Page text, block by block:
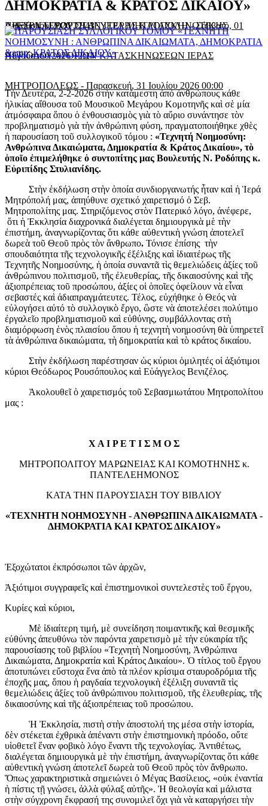
Αυγούστου 2026 12:43
ΠΡΕΣΒΥΤΕΡΟΥ ΣΤΗΝ ΙΕΡΑ ΜΗΤΡΟΠΟΛΗ-Σάββατο, 01
Αυγούστου 2026 12:14
ΛΗΞΗ ΚΑΙ ΕΟΡΤΗ ΔΕΥΤΕΡΗΣ ΚΑΤΑΣΚΗΝΩΤΙΚΗΣ
ΠΕΡΙΟΔΟΥ ΑΓΟΡΙΩΝ ΚΑΤΑΣΚΗΝΩΣΕΩΝ ΙΕΡΑΣ
ΜΗΤΡΟΠΟΛΕΩΣ - Παρασκευή, 31 Ιουλίου 2026 00:00
ΔΗΜΟΚΡΑΤΙΑ & ΚΡΑΤΟΣ ΔΙΚΑΙΟΥ»
Τὴν Δευτέρα, 2-2-2026 στὴν κατάμεστη ἀπό ἀνθρώπους κάθε
ἡλικίας αἴθουσα τοῦ Μουσικοῦ Μεγάρου Κομοτηνῆς καὶ σὲ μία
ἀτμόσφαιρα ὅπου ὁ ἐνθουσιασμὸς γιὰ τὸ αὔριο συνάντησε τὸν
προβληματισμὸ γιὰ τὴν ἀνθρώπινη φύση, πραγματο­ποιήθηκε χθὲς
ἡ παρουσίαση τοῦ συλλογικοῦ τόμου : «Τεχνητή Νοημοσύνη:
Ανθρώπινα Δικαιώματα, Δημοκρατία & Κράτος Δικαίου», τὸ
ὁποῖο ἐπιμελήθηκε ὁ συντοπίτης μας Βουλευτής Ν. Ροδόπης κ.
Εὐριπίδης Στυλιανίδης.
Στὴν ἐκδήλωση στὴν ὁποία συνδιοργανωτής ἦταν καὶ ἡ Ἱερά
Μητρόπολή μας, ἀπηύθυνε σχετικό χαιρετισμό ὁ Σεβ.
Μητροπολίτης μας. Στηριζόμενος στὸν Πατερικό λόγο, ἀνέφερε,
ὅτι ἡ Ἐκκλησία διαχρονικά διαλέγεται δημιουργικὰ μὲ τὴν
ἐπιστήμη, ἀναγνωρίζοντας ὅτι κάθε αὐθεντικὴ γνώση ἀποτελεῖ
δωρεὰ τοῦ Θεοῦ πρὸς τὸν ἄνθρωπο. Τόνισε ἐπίσης τὴν
σπουδαιότητα τῆς τεχνολογικῆς ἐξέλιξης καὶ ἰδιαιτέρως τῆς
Τεχνητῆς Νοημοσύνης, ἡ ὁποία συναντᾶ τὶς θεμελιώδεις ἀξίες τοῦ
ἀνθρώπινου πολιτισμοῦ, τῆς ἐλευθερίας, τῆς δικαιοσύνης καὶ τῆς
ἀξιοπρέπειας τοῦ προσώπου, ἀξίες οἱ ὁποῖες ὀφείλουν νὰ εἶναι
σεβαστές καὶ ἀδιαπραγμάτευτες. Τέλος, εὐχήθηκε ὁ Θεός νὰ
εὐλογήσει αὐτό τὸ συλλογικὸ ἔργο, ὣστε νὰ ἀποτελέσει πολύτιμο
ἐργαλεῖο προβληματισμοῦ καὶ εὐθύνης, συμβάλλοντας στὴ
διαμόρφωση ἑνὸς πλαισίου ὅπου ἡ τεχνητὴ νοημοσύνη θὰ ὑπηρετεῖ
τὰ ἀνθρώπινα δικαιώματα, τὴ δημοκρατία καὶ τὸ κράτος δικαίου.
Στὴν ἐκδήλωση παρέστησαν ὡς κύριοι ὁμιλητές οἱ ἀξιότιμοι
κύριοι Θεόδωρος Ρουσόπουλος καὶ Εὐάγγελος Βενιζέλος.
Ἀκολουθεῖ ὁ χαιρετισμός τοῦ Σεβασμιωτάτου Μητροπολίτου
μας :
Χ Α Ι Ρ Ε Τ Ι Σ Μ Ο Σ
ΜΗΤΡΟΠΟΛΙΤΟΥ ΜΑΡΩΝΕΙΑΣ ΚΑΙ ΚΟΜΟΤΗΝΗΣ κ.
ΠΑΝΤΕΛΕΗΜΟΝΟΣ
ΚΑΤΑ ΤΗΝ ΠΑΡΟΥΣΙΑΣΗ ΤΟΥ ΒΙΒΛΙΟΥ
«ΤΕΧΝΗΤΗ ΝΟΗΜΟΣΥΝΗ - ΑΝΘΡΩΠΙΝΑ ΔΙΚΑΙΩΜΑΤΑ -
ΔΗΜΟΚΡΑΤΙΑ ΚΑΙ ΚΡΑΤΟΣ ΔΙΚΑΙΟΥ»
Ἐξοχώτατοι ἐκπρόσωποι τῶν ἀρχῶν,
Ἀξιότιμοι συγγραφεῖς καὶ ἐπιστημονικοὶ συντελεστὲς τοῦ ἔργου,
Κυρίες καὶ κύριοι,
Μὲ ἰδιαίτερη τιμή, μὲ συνείδηση ποιμαντικῆς καὶ θεσμικῆς
εὐθύνης ἀπευθύνω τὸν παρόντα χαιρετισμὸ μὲ τὴν εὐκαιρία τῆς
παρουσίασης τοῦ βιβλίου «Τεχνητὴ Νοημοσύνη, Ἀνθρώπινα
Δικαιώματα, Δημοκρατία καὶ Κράτος Δικαίου». Ὁ τίτλος τοῦ ἔργου
ἀποτυπώνει εὔστοχα ἕνα ἀπὸ τὰ πλέον κρίσιμα σταυροδρόμια τῆς
ἐποχῆς μας, ὅπου ἡ ραγδαία τεχνολογικὴ ἐξέλιξη συναντᾶ τὶς
θεμελιώδεις ἀξίες τοῦ ἀνθρώπινου πολιτισμοῦ, τῆς ἐλευθερίας, τῆς
δικαιοσύνης καὶ τῆς ἀξιοπρέπειας τοῦ προσώπου.
Ἡ Ἐκκλησία, πιστὴ στὴν ἀποστολή της μέσα στὴν ἱστορία,
δὲν στέκεται ἐχθρικὰ ἀπέναντι στὴν ἐπιστημονικὴ πρόοδο, οὔτε
υἱοθετεῖ ἕναν φοβικὸ λόγο ἔναντι τῆς τεχνολογίας. Ἀντιθέτως,
διαλέγεται δημιουργικὰ μὲ τὴν ἐπιστήμη, ἀναγνωρίζοντας ὅτι κάθε
αὐθεντικὴ γνώση ἀποτελεῖ δωρεὰ τοῦ Θεοῦ πρὸς τὸν ἄνθρωπο.
Ὅπως χαρακτηριστικὰ σημειώνει ὁ Μέγας Βασίλειος, «οὐκ ἐναντία
ἡ πίστις τῇ γνώσει, ἀλλὰ φύλαξ αὐτῆς». Ἡ θεολογία καὶ μάλιστα
στὴν σύγχρονη ἔκφρασή της συνομιλεῖ ὄχι γιὰ νὰ καταργήσει τὴν